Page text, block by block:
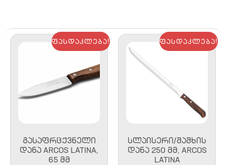
ფასდაკლება!
ᲒᲐᲡᲐᲤᲠᲪᲥᲕᲜᲔᲚᲘ
ᲓᲐᲜᲐ ARCOS LATINA,
65 ᲛᲛ
ფასდაკლება!
ᲡᲚᲐᲘᲡᲔᲠᲘ/ᲨᲐᲨᲮᲘᲡ
ᲓᲐᲜᲐ 250 ᲛᲛ, ARCOS
LATINA